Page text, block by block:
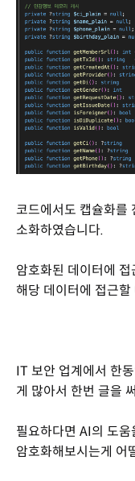
코드에서도 캡슐화를
소화하였습니다.
암호화된 데이터에
해당 데이터에 접근
IT 보안 업계에서 한
게 많아서 한번 글을
필요하다면 AI의 도
암호화해보시는게 어